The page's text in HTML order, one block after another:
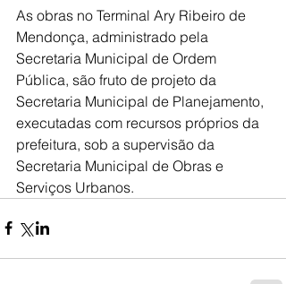
As obras no Terminal Ary Ribeiro de
Mendonça, administrado pela
Secretaria Municipal de Ordem
Pública, são fruto de projeto da
Secretaria Municipal de Planejamento,
executadas com recursos próprios da
prefeitura, sob a supervisão da
Secretaria Municipal de Obras e
Serviços Urbanos.